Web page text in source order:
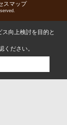
スマップ
向上検討を目的と
ください。